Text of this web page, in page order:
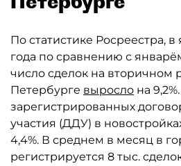
По статистике Росреестра,
года по сравнению с
число сделок на вторичном
Петербурге выросло на
зарегистрированных
участия (ДДУ) в
4,4%. В среднем в месяц в
регистрируется 8 тыс.